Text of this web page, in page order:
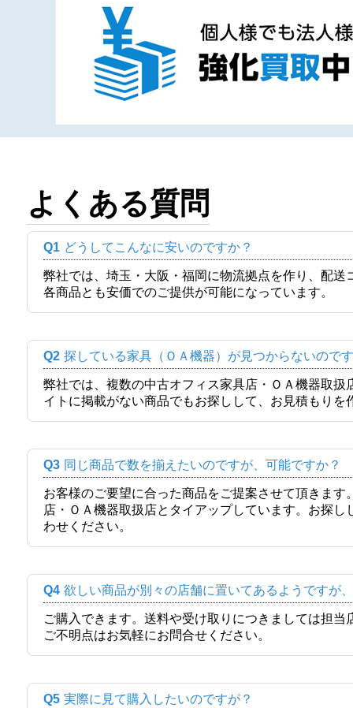
よくある質問
Q1 どうしてこんなに安いのですか？
弊社では、埼玉・大阪・福岡に物流拠点を作り、配
各商品とも安価でのご提供が可能になっています。
Q2 探している家具（ＯＡ機器）が見つからないので
弊社では、複数の中古オフィス家具店・ＯＡ機器取
イトに掲載がない商品でもお探しして、お見積もりを
Q3 同じ商品で数を揃えたいのですが、可能ですか？
お客様のご要望に合った商品をご提案させて頂きま
店・ＯＡ機器取扱店とタイアップしています。お探
わせください。
Q4 欲しい商品が別々の店舗に置いてあるようですが
ご購入できます。送料や受け取りにつきましては担
ご不明点はお気軽にお問合せください。
Q5 実際に見て購入したいのですが？